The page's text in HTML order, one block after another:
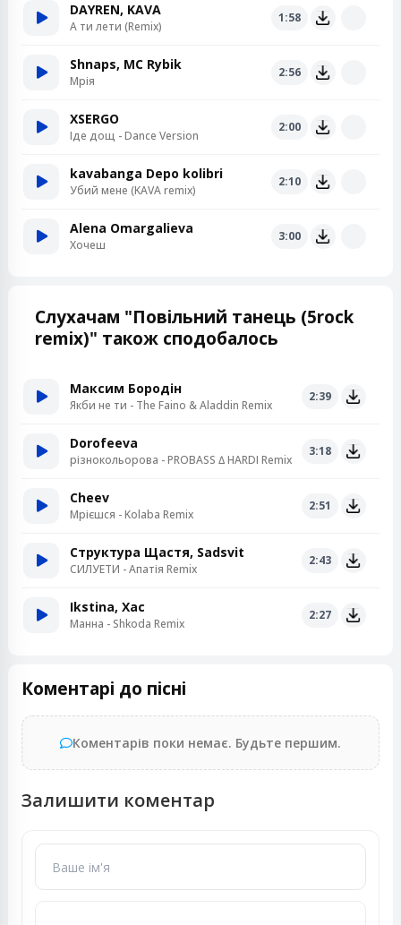
DAYREN, KAVA
А ти лети (Remix)
1:58
Shnaps, MC Rybik
Мрія
2:56
XSERGO
Іде дощ - Dance Version
2:00
kavabanga Depo kolibri
Убий мене (KAVA remix)
2:10
Alena Omargalieva
Хочеш
3:00
Слухачам "Повільний танець (5rock
remix)" також сподобалось
Максим Бородін
Якби не ти - The Faino & Aladdin Remix
2:39
Dorofeeva
різнокольорова - PROBASS ∆ HARDI Remix
3:18
Cheev
Мрієшся - Kolaba Remix
2:51
Структура Щастя, Sadsvit
СИЛУЕТИ - Апатія Remix
2:43
Ikstina, Хас
Манна - Shkoda Remix
2:27
Коментарі до пісні
Коментарів поки немає. Будьте першим.
Залишити коментар